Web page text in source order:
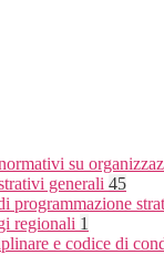
su
generali 45
programmazione
regionali 1
e codice di